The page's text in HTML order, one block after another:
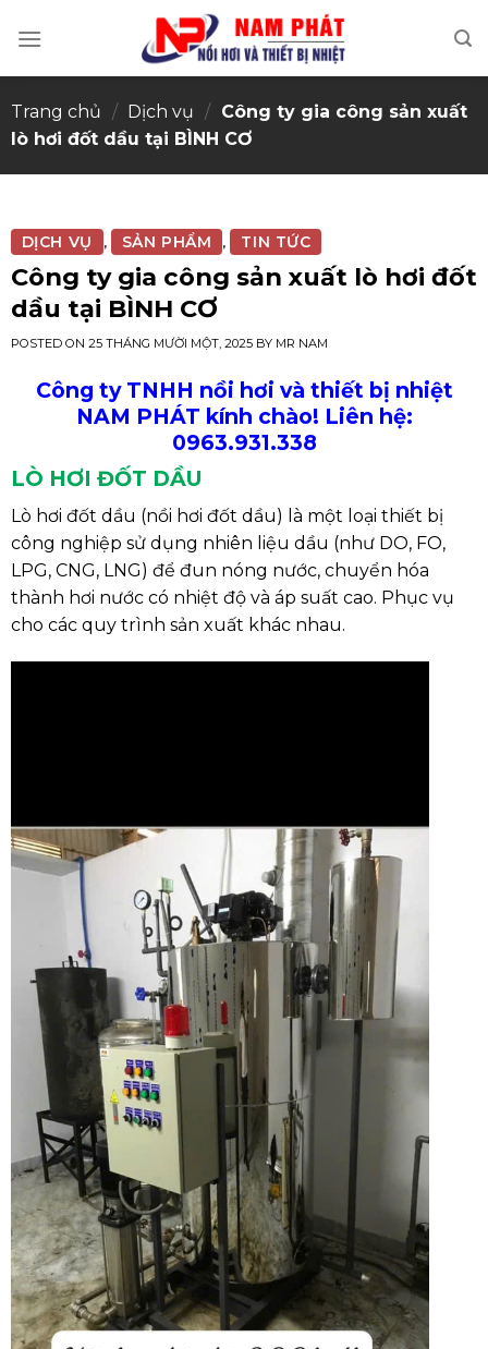
Trang chủ / Dịch vụ / Công ty gia công sản xuất
lò hơi đốt dầu tại BÌNH CƠ
DỊCH VỤ , SẢN PHẨM , TIN TỨC
Công ty gia công sản xuất lò hơi đốt
dầu tại BÌNH CƠ
POSTED ON 25 THÁNG MƯỜI MỘT, 2025BY MR NAM
Công ty TNHH nồi hơi và thiết bị nhiệt
NAM PHÁT kính chào! Liên hệ:
0963.931.338
LÒ HƠI ĐỐT DẦU
Lò hơi đốt dầu (nồi hơi đốt dầu) là một loại thiết bị
công nghiệp sử dụng nhiên liệu dầu (như DO, FO,
LPG, CNG, LNG) để đun nóng nước, chuyển hóa
thành hơi nước có nhiệt độ và áp suất cao. Phục vụ
cho các quy trình sản xuất khác nhau.